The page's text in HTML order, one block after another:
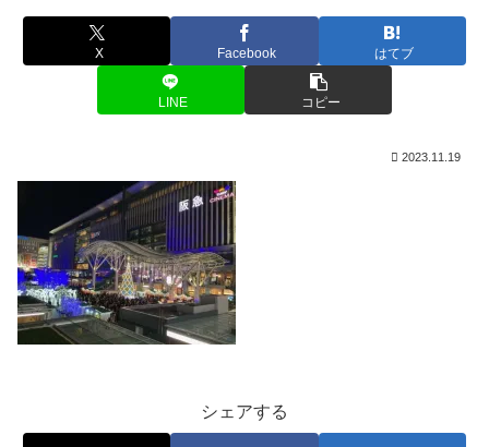
X Facebook はてブ
LINE コピー
2023.11.19
シェアする